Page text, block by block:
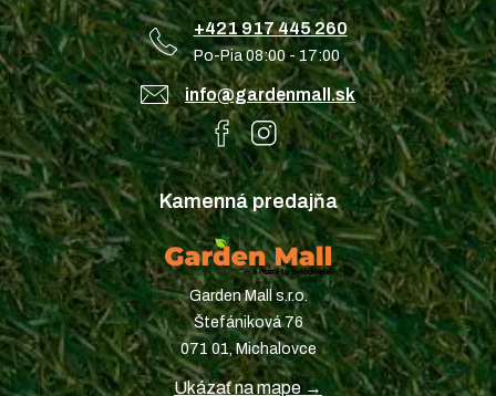
+421 917 445 260
Po-Pia 08:00 - 17:00
info@gardenmall.sk
Kamenná predajňa
Garden Mall s.r.o.
Štefániková 76
071 01, Michalovce
Ukázať na mape →